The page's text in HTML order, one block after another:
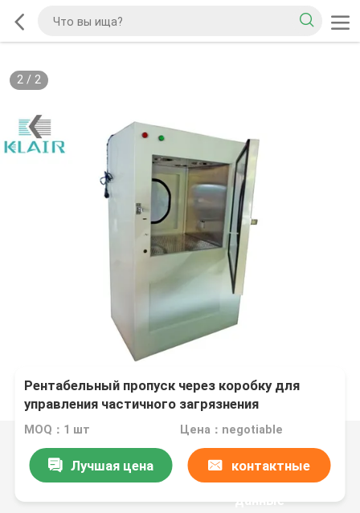
2/ 2
Рентабельный пропуск через коробку для
управления частичного загрязнения
MOQ：1 шт Цена：negotiable
Лучшая цена контактные
данные